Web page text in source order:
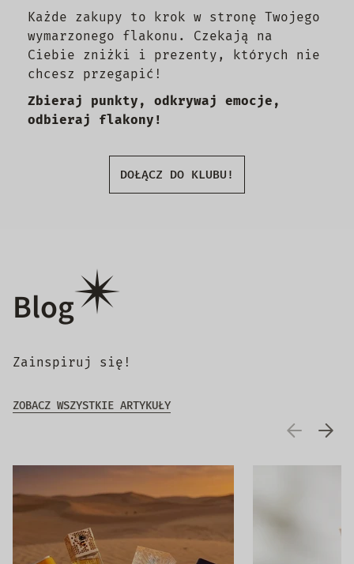
Każde zakupy to krok w stronę Twojego
wymarzonego flakonu. Czekają na
Ciebie zniżki i prezenty, których nie
chcesz przegapić!
Zbieraj punkty, odkrywaj emocje,
odbieraj flakony!
DOŁĄCZ DO KLUBU!
Blog
Zainspiruj się!
ZOBACZ WSZYSTKIE ARTYKUŁY